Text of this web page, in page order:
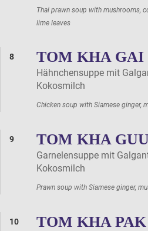
Thai prawn soup with mushrooms,
lime leaves
8 TOM KHA GAI
Hähnchensuppe mit
Kokosmilch
Chicken soup with Siamese ginger,
9 TOM KHA
Garnelensuppe mit
Kokosmilch
Prawn soup with Siamese ginger,
10 TOM KHA PAK